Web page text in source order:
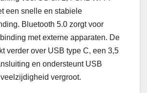
een snelle en stabiele
Bluetooth 5.0 zorgt voor
met externe apparaten. De
verder over USB type C, een 3,5
en ondersteunt USB
vergroot.